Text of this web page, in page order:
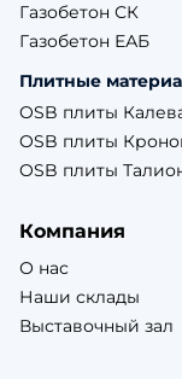
Газобетон СК
Газобетон ЕАБ
Плитные
OSB плиты
OSB плиты
OSB плиты
Компания
О нас
Наши склады
Выставочный зал